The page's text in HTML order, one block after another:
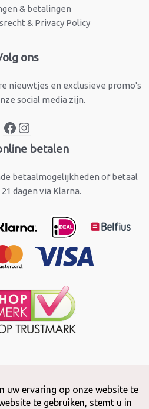
& betalingen
& Privacy Policy
ons
nieuwtjes en exclusieve promo's
social media zijn.
Facebook
betalen
betaalmogelijkheden of betaal
dagen via Klarna.
2026 Snuffelstore